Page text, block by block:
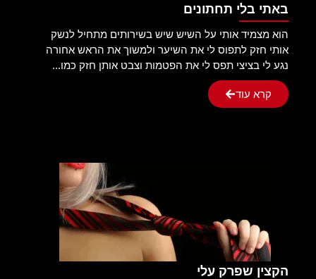
באתי בלי תחתונים
הוא מצמיד אותי על השיש שיש בשירותים מתחיל לנשק
אותי חזק לתפוס לי את השיער ולמשוך את הראש אחורה
נגע לי בציצי תפס לי את הפטמות וצבט אותן חזק כמו...
קרא עוד
הקצין שפרק עלי